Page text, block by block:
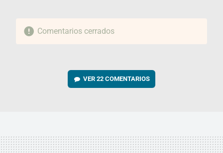
Comentarios cerrados
VER 22 COMENTARIOS